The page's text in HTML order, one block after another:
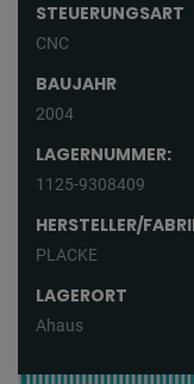
STEUERUNGSART
CNC
BAUJAHR
2004
LAGERNUMMER:
1125-9308409
HERSTELLER/
PLACKE
LAGERORT
Ahaus